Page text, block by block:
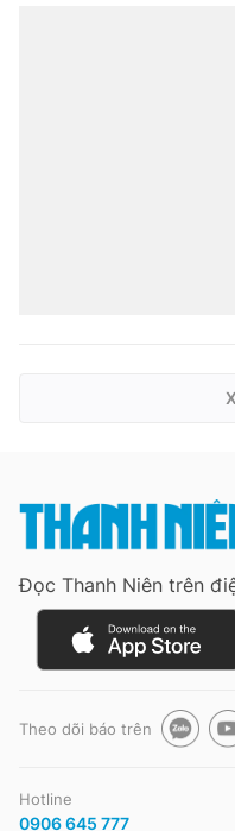
Đọc Thanh Niên trên
Theo dõi báo trên
Hotline
0906 645 777